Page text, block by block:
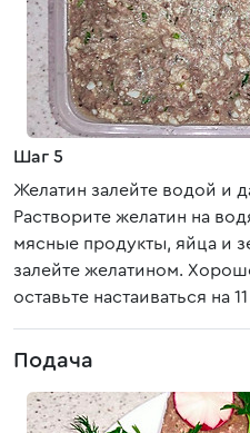
Шаг 5
Желатин залейте водой и
Растворите желатин на
мясные продукты, яйца и
залейте желатином.
оставьте настаиваться на
Подача